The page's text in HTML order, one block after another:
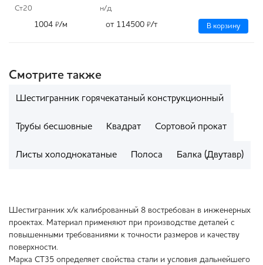
Ст20 н/д
1004 ₽/м от 114500 ₽/т В корзину
Смотрите также
Шестигранник горячекатаный конструкционный
Трубы бесшовные Квадрат Сортовой прокат
Листы холоднокатаные Полоса Балка (Двутавр)
Шестигранник х/к калиброванный 8 востребован в инженерных
проектах. Материал применяют при производстве деталей с
повышенными требованиями к точности размеров и качеству
поверхности.
Марка СТ35 определяет свойства стали и условия дальнейшего